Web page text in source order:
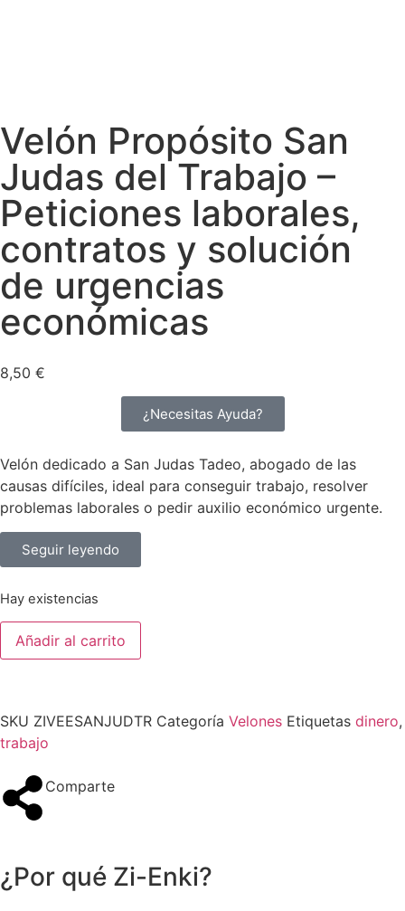
Velón Propósito San
Judas del Trabajo –
Peticiones laborales,
contratos y solución
de urgencias
económicas
8,50 €
¿Necesitas Ayuda?
Velón dedicado a San Judas Tadeo, abogado de las
causas difíciles, ideal para conseguir trabajo, resolver
problemas laborales o pedir auxilio económico urgente.
Seguir leyendo
Hay existencias
Añadir al carrito
SKU ZIVEESANJUDTR Categoría Velones Etiquetas dinero,
trabajo
Comparte
¿Por qué Zi-Enki?